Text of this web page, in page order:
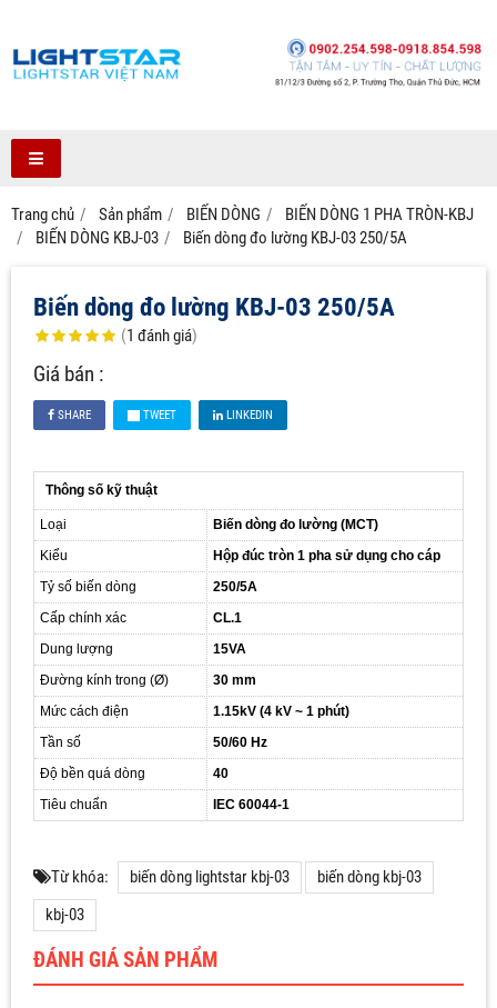
Trang chủ Sản phẩm BIẾN DÒNG
BIẾN DÒNG 1 PHA TRÒN-KBJ
BIẾN DÒNG KBJ-03
Biến dòng đo lường KBJ-03 250/5A
Biến dòng đo lường KBJ-03 250/5A
(1 đánh giá)
Giá bán :
SHARE TWEET LINKEDIN
Thông số kỹ thuật
Loại
Biến dòng đo lường (MCT)
Kiểu
Hộp đúc tròn 1 pha sử dụng cho cáp
Tỷ số biến dòng
250/5A
Cấp chính xác
CL.1
Dung lượng
15VA
Đường kính trong (Ø)
30 mm
Mức cách điện
1.15kV (4 kV ~ 1 phút)
Tần số
50/60 Hz
Độ bền quá dòng
40
Tiêu chuẩn
IEC 60044-1
Từ khóa: biến dòng lightstar kbj-03
biến dòng kbj-03
kbj-03
ĐÁNH GIÁ SẢN PHẨM